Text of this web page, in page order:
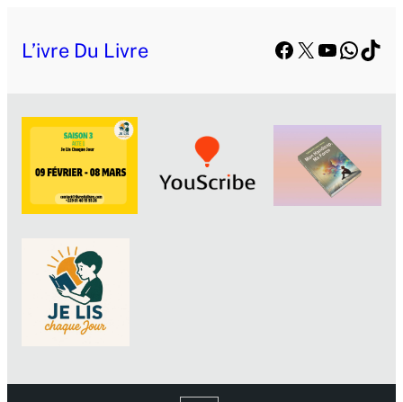
L’ivre Du Livre Facebook
X YouTube